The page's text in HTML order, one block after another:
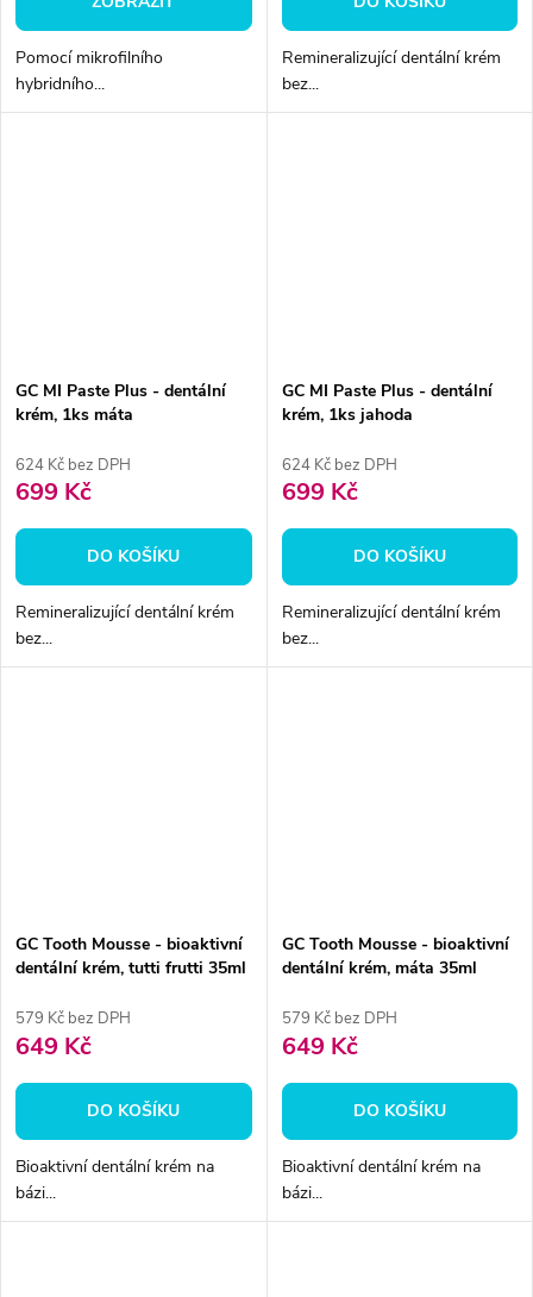
Pomocí mikrofilního
hybridního...
Remineralizující dentální krém
bez...
GC MI Paste Plus - dentální
krém, 1ks máta
624 Kč bez DPH
699 Kč
DO KOŠÍKU
Remineralizující dentální krém
bez...
GC MI Paste Plus - dentální
krém, 1ks jahoda
624 Kč bez DPH
699 Kč
DO KOŠÍKU
Remineralizující dentální krém
bez...
GC Tooth Mousse - bioaktivní
dentální krém, tutti frutti 35ml
579 Kč bez DPH
649 Kč
DO KOŠÍKU
Bioaktivní dentální krém na
bázi...
GC Tooth Mousse - bioaktivní
dentální krém, máta 35ml
579 Kč bez DPH
649 Kč
DO KOŠÍKU
Bioaktivní dentální krém na
bázi...